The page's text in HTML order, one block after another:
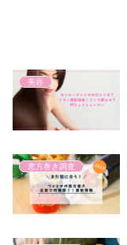
美容
恵方巻き調査